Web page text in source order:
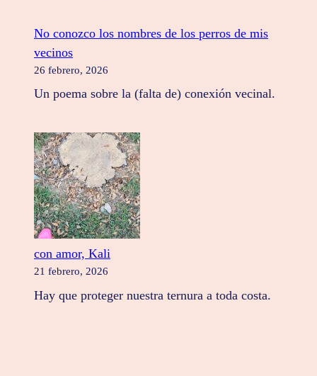
No conozco los nombres de los perros de mis
vecinos
26 febrero, 2026
Un poema sobre la (falta de) conexión vecinal.
con amor, Kali
21 febrero, 2026
Hay que proteger nuestra ternura a toda costa.